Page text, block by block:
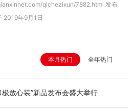
qichezixun/7882.html 发布
2019年9月1日
本月热门 全年热门
极放心装”新品发布会盛大举行